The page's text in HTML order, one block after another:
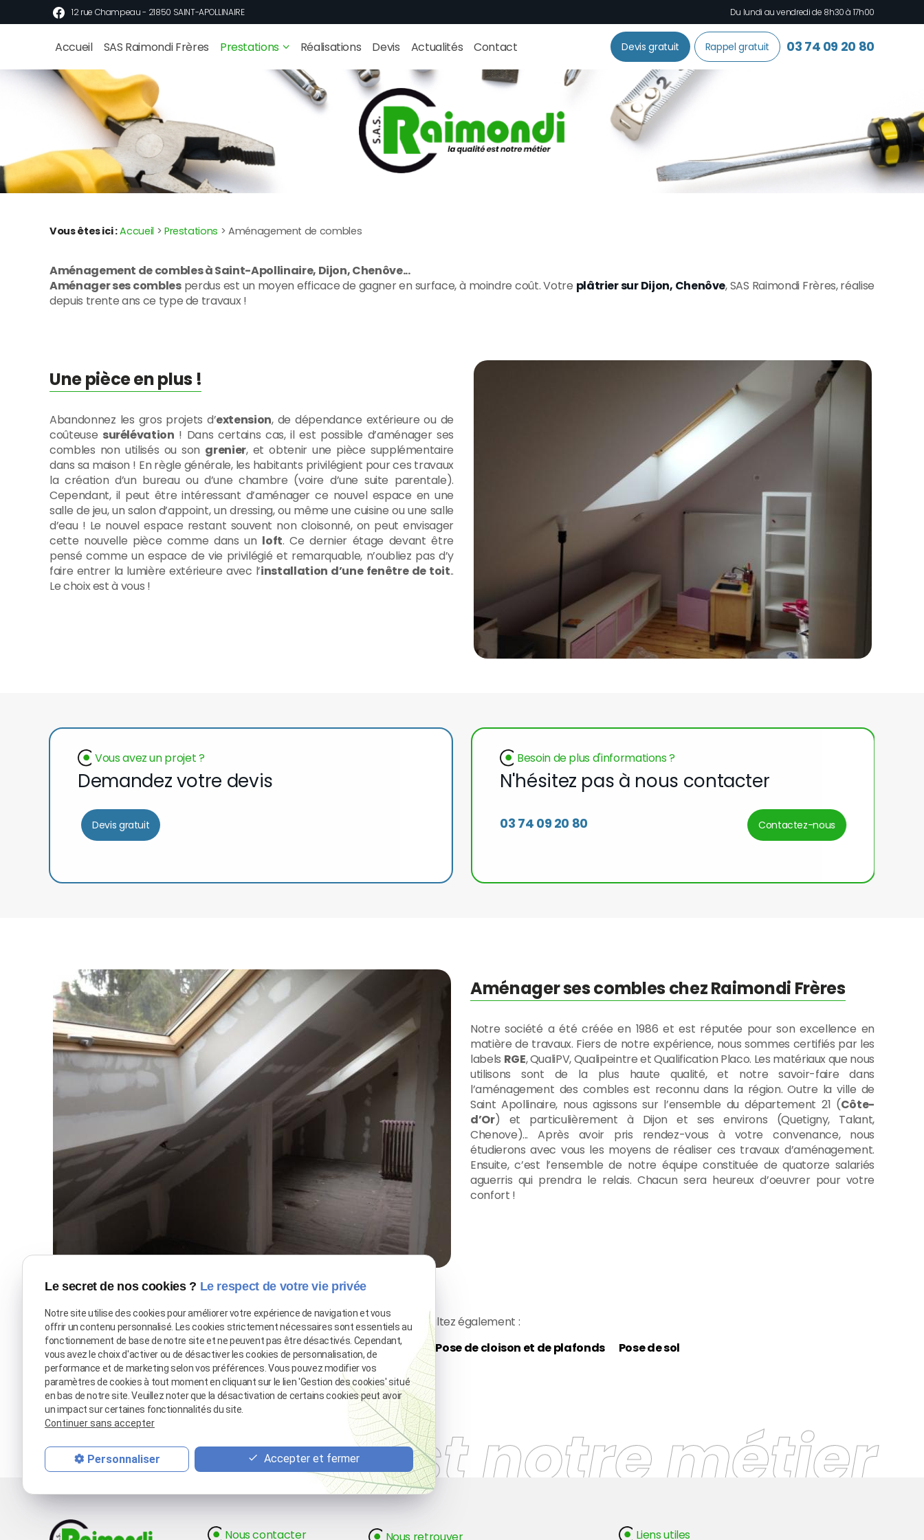
12 rue Champeau - 21850 SAINT-APOLLINAIRE Du lundi au vendredi de 8h30 à 17h00
Accueil SAS Raimondi Frères Prestations Réalisations Devis Actualités Contact Devis gratuit Rappel gratuit 03 74 09 20 80
Vous êtes ici :Accueil > Prestations > Aménagement de combles
Aménagement de combles à Saint-Apollinaire, Dijon, Chenôve...
Aménager ses comblesperdus est un moyen efficace de gagner en surface, à moindre coût. Votre plâtrier sur Dijon, Chenôve, SAS Raimondi Frères, réalise
depuis trente ans ce type de travaux !
Une pièce en plus !
Abandonnez les gros projets d’extension, de dépendance extérieure ou de
coûteuse surélévation ! Dans certains cas, il est possible d’aménager ses
combles non utilisés ou son grenier, et obtenir une pièce supplémentaire
dans sa maison ! En règle générale, les habitants privilégient pour ces travaux
la création d’un bureau ou d’une chambre (voire d’une suite parentale).
Cependant, il peut être intéressant d’aménager ce nouvel espace en une
salle de jeu, un salon d’appoint, un dressing, ou même une cuisine ou une salle
d’eau ! Le nouvel espace restant souvent non cloisonné, on peut envisager
cette nouvelle pièce comme dans un loft. Ce dernier étage devant être
pensé comme un espace de vie privilégié et remarquable, n’oubliez pas d’y
faire entrer la lumière extérieure avec l’installation d’une fenêtre de toit..
Le choix est à vous !
Vous avez un projet ?
Demandez votre devis
Devis gratuit
Besoin de plus d'informations ?
N'hésitez pas à nous contacter
03 74 09 20 80 Contactez-nous
Aménager ses combles chez Raimondi Frères
Notre société a été créée en 1986 et est réputée pour son excellence en
matière de travaux. Fiers de notre expérience, nous sommes certifiés par les
labels RGE, QualiPV, Qualipeintre et Qualification Placo. Les matériaux que nous
utilisons sont de la plus haute qualité, et notre savoir-faire dans
l’aménagement des combles est reconnu dans la région. Outre la ville de
Saint Apollinaire, nous agissons sur l’ensemble du département 21 (Côte-
d’Or) et particulièrement à Dijon et ses environs (Quetigny, Talant,
Chenove)... Après avoir pris rendez-vous à votre convenance, nous
étudierons avec vous les moyens de réaliser ces travaux d’aménagement.
Ensuite, c’est l’ensemble de notre équipe constituée de quatorze salariés
aguerris qui prendra le relais. Chacun sera heureux d’oeuvrer pour votre
confort !
Consultez également :
Peinture intérieure et extérieure
Pose de cloison et de plafonds Pose de sol
La qualité est notre métier
Nous contacter Nous retrouver Liens utiles
Panneau de gestion des cookies
Le secret de nos cookies ? Le respect de votre vie privée
Notre site utilise des cookies pour améliorer votre expérience de navigation et vous
offrir un contenu personnalisé. Les cookies strictement nécessaires sont essentiels au
fonctionnement de base de notre site et ne peuvent pas être désactivés. Cependant,
vous avez le choix d'activer ou de désactiver les cookies de personnalisation, de
performance et de marketing selon vos préférences. Vous pouvez modifier vos
paramètres de cookies à tout moment en cliquant sur le lien 'Gestion des cookies' situé
en bas de notre site. Veuillez noter que la désactivation de certains cookies peut avoir
un impact sur certaines fonctionnalités du site.
Continuer sans accepter
Personnaliser Accepter et fermer